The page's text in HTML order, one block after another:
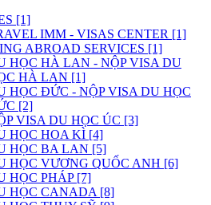
[1]
IMM - VISAS CENTER [1]
ABROAD SERVICES [1]
HỌC HÀ LAN - NỘP VISA DU
HÀ LAN [1]
HỌC ĐỨC - NỘP VISA DU HỌC
[2]
VISA DU HỌC ÚC [3]
HỌC HOA KÌ [4]
HỌC BA LAN [5]
HỌC VƯƠNG QUỐC ANH [6]
HỌC PHÁP [7]
HỌC CANADA [8]